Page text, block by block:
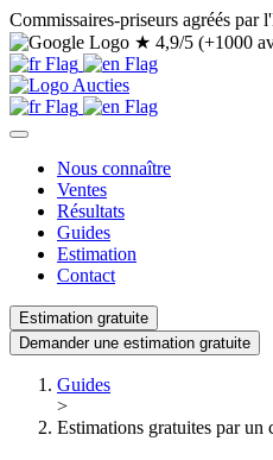
Commissaires-priseurs agréés par
★ 4,9/5 (+1000
Nous connaître
Ventes
Résultats
Guides
Estimation
Contact
Estimation gratuite
Demander une estimation gratuite
Guides
>
Estimations gratuites par un